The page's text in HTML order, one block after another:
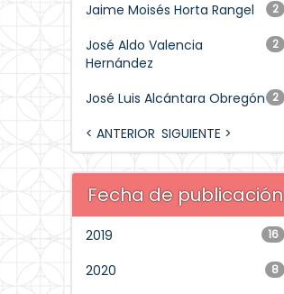
2
Jaime Moisés Horta Rangel
2
José Aldo Valencia
Hernández
2
José Luis Alcántara Obregón
< ANTERIOR SIGUIENTE >
Fecha de publicación
16
2019
8
2020